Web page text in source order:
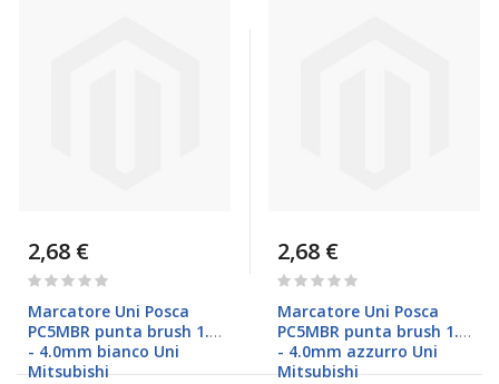
2,68 €
Rating:
Marcatore Uni Posca
PC5MBR punta brush 1.0
- 4.0mm bianco Uni
Mitsubishi
2,68 €
Rating:
Marcatore Uni Posca
PC5MBR punta brush 1.0
- 4.0mm azzurro Uni
Mitsubishi